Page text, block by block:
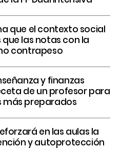
que el contexto social
las notas con la
contrapeso
y finanzas
de un profesor para
preparados
en las aulas la
y autoprotección